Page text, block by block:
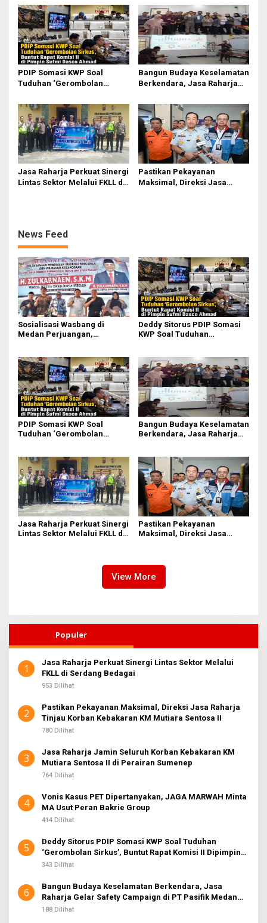
Perjuangkan Ruang Bermain
Anak
Rapat Komisi II Dipimpin
Sufmi Dasco Ahmad
PDIP Somasi KWP Soal
Tuduhan ‘Gerombolan
II Dipimpin Sufmi Dasco
Ahmad
Bangun Budaya Keselamatan
Berkendara, Jasa Raharja
Pasifik Medan Industri
Jasa Raharja Perkuat Sinergi
Lintas Sektor Melalui FKLL di
Pastikan Pekayanan
Maksimal, Direksi Jasa
News Feed
Sosialisasi Wasbang di
Medan Perjuangan,
Anak
Deddy Sitorus PDIP Somasi
KWP Soal Tuduhan
Sufmi Dasco Ahmad
PDIP Somasi KWP Soal
Tuduhan ‘Gerombolan
Ahmad
Bangun Budaya Keselamatan
Berkendara, Jasa Raharja
Jasa Raharja Perkuat Sinergi
Lintas Sektor Melalui FKLL di
Pastikan Pekayanan
Maksimal, Direksi Jasa
View More
Populer
1
Jasa Raharja Perkuat Sinergi Lintas Sektor Melalui
FKLL di Serdang Bedagai
953 Dilihat
2
Pastikan Pekayanan Maksimal, Direksi Jasa Raharja
Tinjau Korban Kebakaran KM Mutiara Sentosa II
780 Dilihat
3
Jasa Raharja Jamin Seluruh Korban Kebakaran KM
Mutiara Sentosa II di Perairan Sumenep
764 Dilihat
4
Vonis Kasus PET Dipertanyakan, JAGA MARWAH Minta
MA Usut Peran Bakrie Group
414 Dilihat
5
Deddy Sitorus PDIP Somasi KWP Soal Tuduhan
‘Gerombolan Sirkus’, Buntut Rapat Komisi II Dipimpin
Sufmi Dasco Ahmad
343 Dilihat
6
Bangun Budaya Keselamatan Berkendara, Jasa
Raharja Gelar Safety Campaign di PT Pasifik Medan
Industri
188 Dilihat